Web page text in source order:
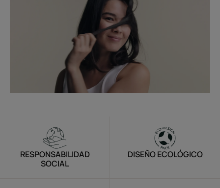
RESPONSABILIDAD
SOCIAL
DISEÑO ECOLÓGICO